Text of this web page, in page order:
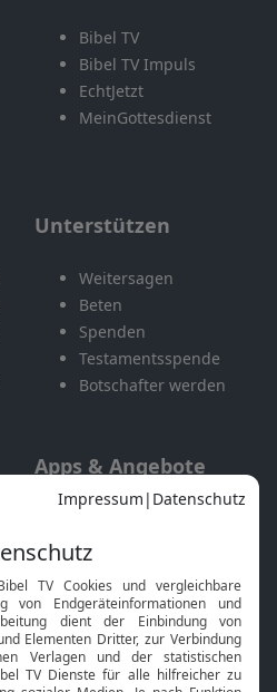
Bibel TV
Bibel TV Impuls
EchtJetzt
MeinGottesdienst
Unterstützen
Weitersagen
Beten
Spenden
Testamentsspende
Botschafter werden
Apps & Angebote
Mobile App
Smart TV
HbbTV
Bibelthek Online-Bibel
Nächster Gottesdienst